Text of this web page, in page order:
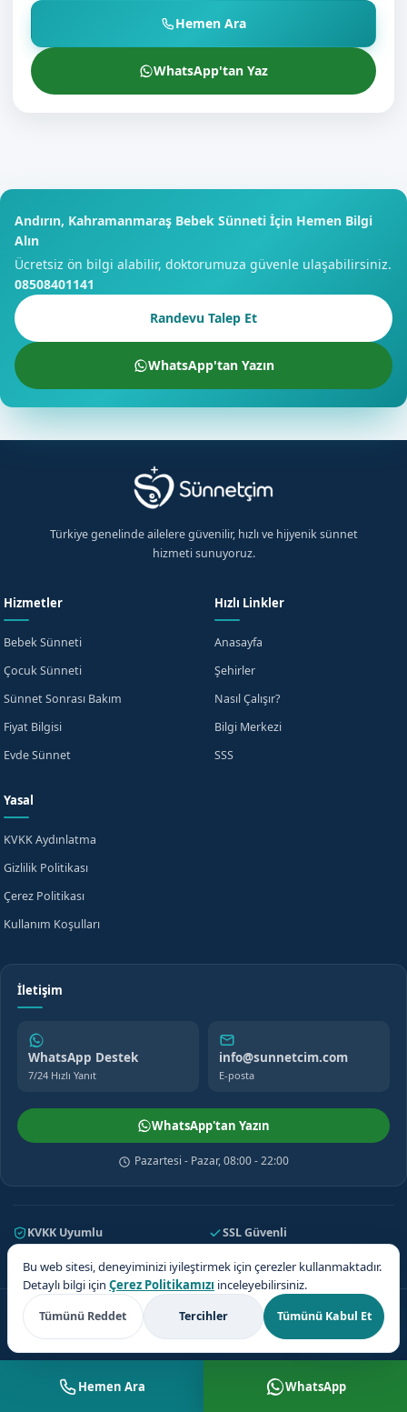
Hemen Ara
WhatsApp'tan Yaz
Andırın, Kahramanmaraş Bebek Sünneti İçin Hemen Bilgi
Alın
Ücretsiz ön bilgi alabilir, doktorumuza güvenle ulaşabilirsiniz.
08508401141
Randevu Talep Et
WhatsApp'tan Yazın
Teklif Al
Ücretsiz Bilgi Alın
Andırın, Kahramanmaraş için hemen bilgi alın
Turkey
KVKK aydınlatma metnini okudum, onaylıyorum.
Türkiye genelinde ailelere güvenilir, hızlı ve hijyenik sünnet
hizmeti sunuyoruz.
Hizmetler
Bebek Sünneti
Çocuk Sünneti
Sünnet Sonrası Bakım
Fiyat Bilgisi
Evde Sünnet
Hızlı Linkler
Anasayfa
Şehirler
Nasıl Çalışır?
Bilgi Merkezi
SSS
Yasal
KVKK Aydınlatma
Gizlilik Politikası
Çerez Politikası
Kullanım Koşulları
İletişim
WhatsApp Destek
7/24 Hızlı Yanıt
info@sunnetcim.com
E-posta
WhatsApp'tan Yazın
Pazartesi - Pazar, 08:00 - 22:00
KVKK Uyumlu
SSL Güvenli
7/24 Destek
81 İl Kapsama
© 2026 Sünnetçim. Tüm hakları saklıdır.
Hemen Ara WhatsApp
Bu web sitesi, deneyiminizi iyileştirmek için çerezler kullanmaktadır.
Detaylı bilgi için Çerez Politikamızı inceleyebilirsiniz.
Tümünü Reddet Tercihler Tümünü Kabul Et